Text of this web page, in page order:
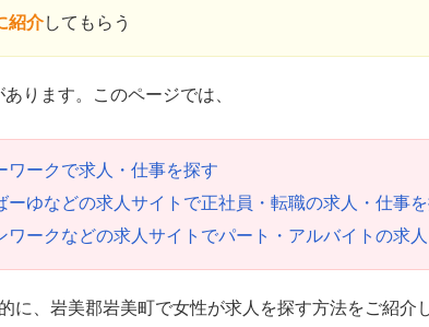
紹介してもらう
ります。このページでは、
ワークで求人・仕事を探す
ーゆなどの求人サイトで正社員・転職の求人・仕事
ワークなどの求人サイトでパート・アルバイトの求
に、岩美郡岩美町で女性が求人を探す方法をご紹介